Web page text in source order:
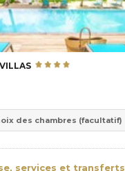
des chambres (facultatif)
services et transferts